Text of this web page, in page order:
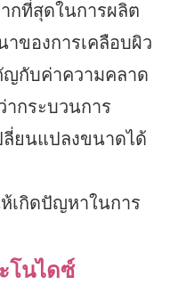
กที่สุดในการผลิต
าของการเคลือบผิว
ญกับค่าความคลาด
ากระบวนการ
ลี่ยนแปลงขนาดได้
เกิดปัญหาในการ
โนไดซ์